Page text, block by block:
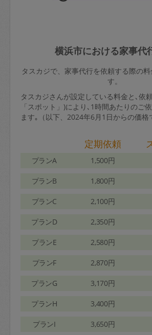
横浜市における家事代
タスカジで、家事代行を依頼する際の
す。
タスカジさんが設定している料金と､依
「スポット」)により､1時間あたりのご
ます｡（以下、2024年6月1日からの価格
定期依頼
プランA 1,500円
プランB 1,800円
プランC 2,100円
プランD 2,350円
プランE 2,580円
プランF 2,870円
プランG 3,170円
プランH 3,400円
プランI 3,650円